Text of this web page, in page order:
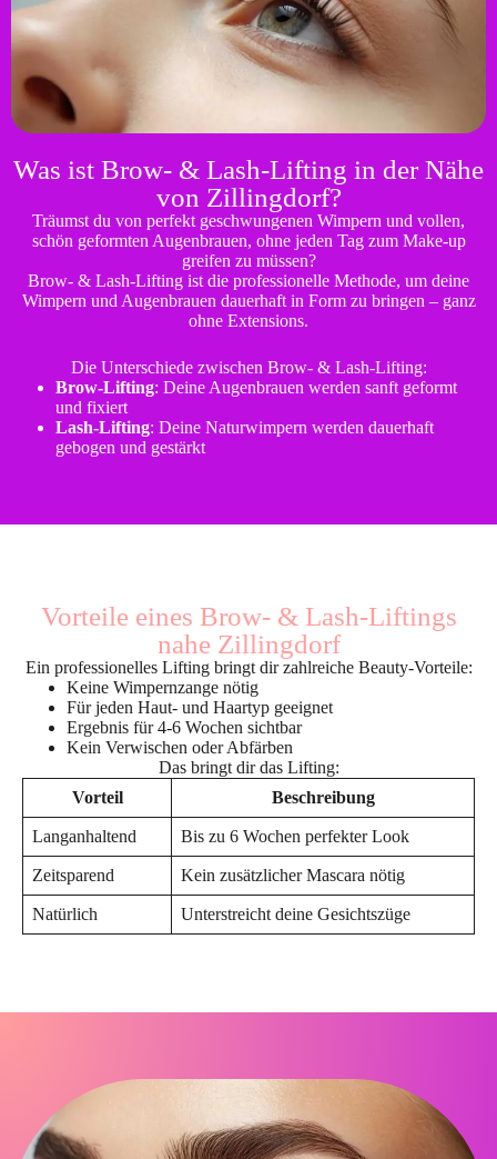
Was ist Brow- & Lash-Lifting in der Nähe
von Zillingdorf?
Träumst du von perfekt geschwungenen Wimpern und vollen,
schön geformten Augenbrauen, ohne jeden Tag zum Make-up
greifen zu müssen?
Brow- & Lash-Lifting ist die professionelle Methode, um deine
Wimpern und Augenbrauen dauerhaft in Form zu bringen – ganz
ohne Extensions.
Die Unterschiede zwischen Brow- & Lash-Lifting:
Brow-Lifting: Deine Augenbrauen werden sanft geformt
und fixiert
Lash-Lifting: Deine Naturwimpern werden dauerhaft
gebogen und gestärkt
Vorteile eines Brow- & Lash-Liftings
nahe Zillingdorf
Ein professionelles Lifting bringt dir zahlreiche Beauty-Vorteile:
Keine Wimpernzange nötig
Für jeden Haut- und Haartyp geeignet
Ergebnis für 4-6 Wochen sichtbar
Kein Verwischen oder Abfärben
Das bringt dir das Lifting:
Vorteil
Beschreibung
Langanhaltend Bis zu 6 Wochen perfekter Look
Zeitsparend Kein zusätzlicher Mascara nötig
Natürlich Unterstreicht deine Gesichtszüge